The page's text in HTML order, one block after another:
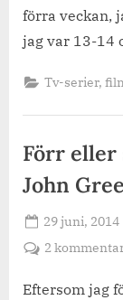
förra veckan,
jag var 13-14
Tv-serier,
Förr eller
John
Posted
on
29 juni, 2014
2
Eftersom jag